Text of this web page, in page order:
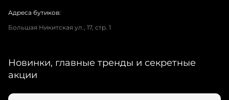
Адреса бутиков:
Большая Никитская ул., 17, стр. 1
Новинки, главные тренды и секретные
акции